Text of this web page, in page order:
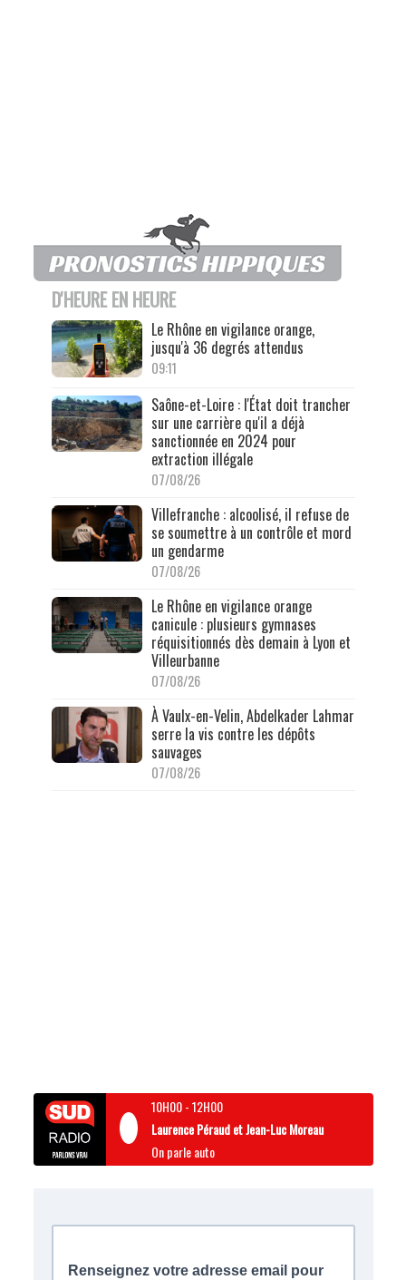
D'HEURE EN HEURE
Le Rhône en vigilance orange,
jusqu'à 36 degrés attendus
09:11
Saône-et-Loire : l'État doit trancher
sur une carrière qu'il a déjà
sanctionnée en 2024 pour
extraction illégale
07/08/26
Villefranche : alcoolisé, il refuse de
se soumettre à un contrôle et mord
un gendarme
07/08/26
Le Rhône en vigilance orange
canicule : plusieurs gymnases
réquisitionnés dès demain à Lyon et
Villeurbanne
07/08/26
À Vaulx-en-Velin, Abdelkader Lahmar
serre la vis contre les dépôts
sauvages
07/08/26
10H00-12H00
Laurence Péraud et Jean-Luc Moreau
On parle auto